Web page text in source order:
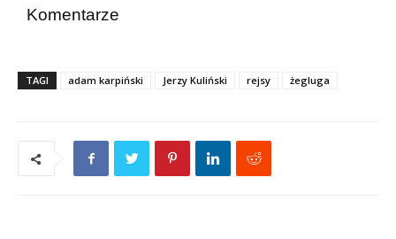
Komentarze
TAGI adam karpiński Jerzy Kuliński rejsy żegluga